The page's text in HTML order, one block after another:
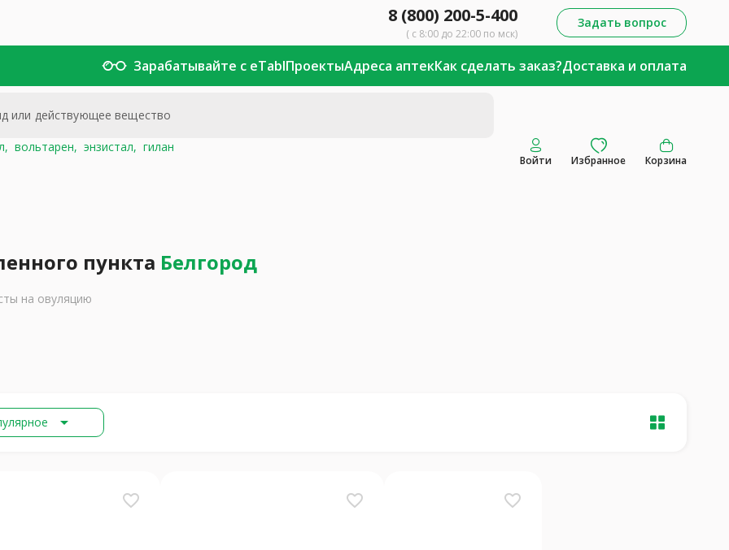
8 (800) 200-5-400
( с 8:00 до 22:00 по мск)
Задать вопрос
Зарабатывайте с eTablПроектыАдреса аптекКак сделать заказ?Доставка и оплата
вольтарен, энзистал, гилан
Войти Избранное Корзина
пункта Белгород
на овуляцию
arrow_drop_down
favorite_border favorite_border favorite_border